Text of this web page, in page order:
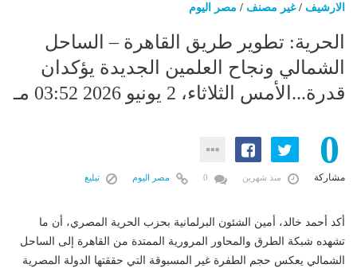
الارشيف /غير مصنف / مصر اليوم
الحرية: تطوير طريق القاهرة – الساحل
الشمالي ونجاح العلمين الجديدة يؤكدان
قدرة...الأمس الثلاثاء، 2 يونيو 2026 03:52 مـ
0
مشاركة منذ شهرين مصر اليوم تبليغ
أكد أحمد خالد، أمين الشئون البرلمانية بحزب الحرية المصري، أن ما
تشهده شبكة الطرق والمحاور المرورية الممتدة من القاهرة إلى الساحل
الشمالي يعكس حجم الطفرة غير المسبوقة التي حققتها الدولة المصرية